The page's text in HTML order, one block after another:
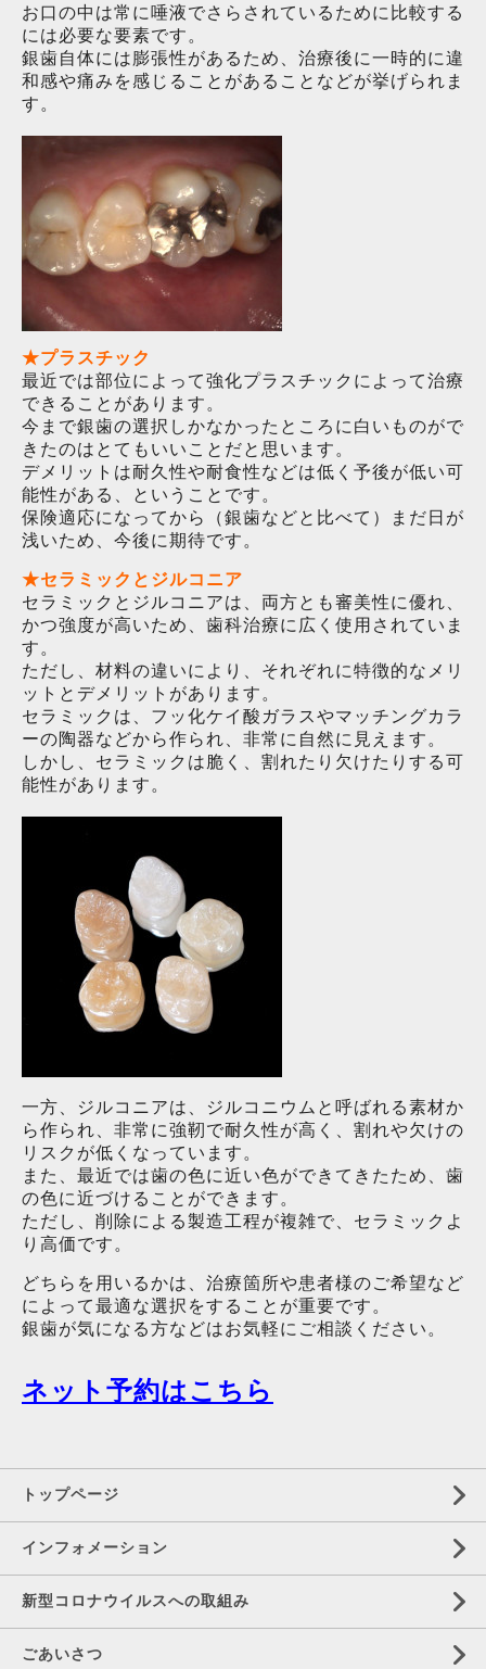
お口の中は常に唾液でさらされているために比較する
には必要な要素です。
銀歯自体には膨張性があるため、 治療後に一時的に違
和感や痛みを感じることがあることなどが挙げられま
す。
★プラスチック
最近では部位によって強化プラスチックによって治療
できることがあります。
今まで銀歯の選択しかなかったところに白いものがで
きたのはとてもいいことだと思います。
デメリットは耐久性や耐食性などは低く予後が低い可
能性がある、ということです。
保険適応になってから（銀歯などと比べて）まだ日が
浅いため、今後に期待です。
★セラミックとジルコニア
セラミックとジルコニアは、両方とも審美性に優れ、
かつ強度が高いため、歯科治療に広く使用されていま
す。
ただし、 材料の違いにより、 それぞれに特徴的なメリ
ットとデメリットがあります。
セラミックは、 フッ化ケイ酸ガラスやマッチングカラ
ーの陶器などから作られ、 非常に自然に見えます。
しかし、 セラミックは脆く、 割れたり欠けたりする可
能性があります。
一方、ジルコニアは、ジルコニウムと呼ばれる素材か
ら作られ、 非常に強靭で耐久性が高く、 割れや欠けの
リスクが低くなっています。
また、最近では歯の色に近い色ができてきたため、歯
の色に近づけることができます。
ただし、 削除による製造工程が複雑で、セラミックよ
り高価です。
どちらを用いるかは、 治療箇所や患者様のご希望など
によって最適な選択をすることが重要です。
銀歯が気になる方などはお気軽にご相談ください。
ネット予約はこちら
トップページ
インフォメーション
新型コロナウイルスへの取組み
ごあいさつ